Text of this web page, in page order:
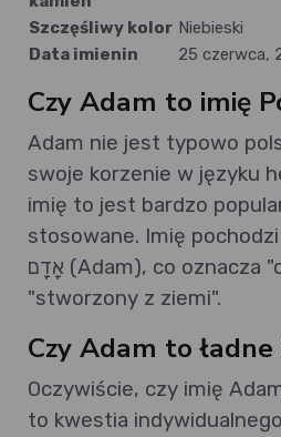
Szczęśliwy kolor Niebieski
Data imienin
25 czerwca,
Czy Adam to imię
Adam nie jest typowo
swoje korzenie w języku
imię to jest bardzo
stosowane. Imię
אָדָם (Adam), co oznacza "człowiek" lub
"stworzony z ziemi".
Czy Adam to ładne
Oczywiście, czy imię
to kwestia